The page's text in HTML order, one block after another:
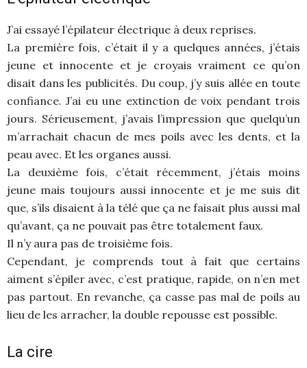
J’ai essayé l’épilateur électrique à deux reprises.
La première fois, c’était il y a quelques années, j’étais
jeune et innocente et je croyais vraiment ce qu’on
disait dans les publicités. Du coup, j’y suis allée en toute
confiance. J’ai eu une extinction de voix pendant trois
jours. Sérieusement, j’avais l’impression que quelqu’un
m’arrachait chacun de mes poils avec les dents, et la
peau avec. Et les organes aussi.
La deuxième fois, c’était récemment, j’étais moins
jeune mais toujours aussi innocente et je me suis dit
que, s’ils disaient à la télé que ça ne faisait plus aussi mal
qu’avant, ça ne pouvait pas être totalement faux.
Il n’y aura pas de troisième fois.
Cependant, je comprends tout à fait que certains
aiment s’épiler avec, c’est pratique, rapide, on n’en met
pas partout. En revanche, ça casse pas mal de poils au
lieu de les arracher, la double repousse est possible.
La cire